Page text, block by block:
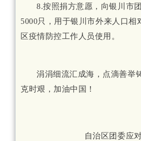
8.按照捐方意愿，向银川市
5000只，用于银川市外来人口相
区疫情防控工作人员使用。
涓涓细流汇成海，点滴善举
克时艰，加油中国！
自治区团委应